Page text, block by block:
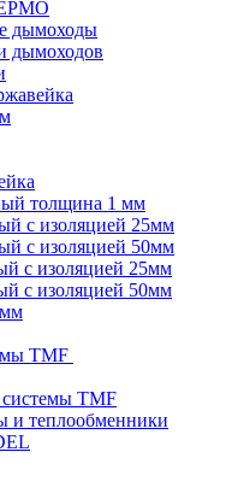
дымоходы
дымоходов
толщина 1 мм
с изоляцией 25мм
с изоляцией 50мм
с изоляцией 25мм
с изоляцией 50мм
TMF
TMF
и теплообменники